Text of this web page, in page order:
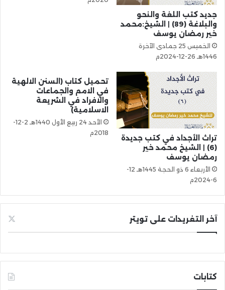
جديد كتب اللغة والنحو
والبلاغة (89) | الشيخ:محمد
خير رمضان يوسف
الخميس 25 جمادى الآخرة
1446هـ 26-12-2024م
تراث الأجداد في كتب جديدة
(6) | الشيخ محمد خير
رمضان يوسف
الأربعاء 6 ذو الحجة 1445هـ 12-
6-2024م
تحميل كتاب (السنن الالهية
في الامم والجماعات
والافراد في الشريعة
الاسلامية)
الأحد 24 ربيع الأول 1440هـ 2-12-
2018م
آخر التغريدات على تويتر
كتابات